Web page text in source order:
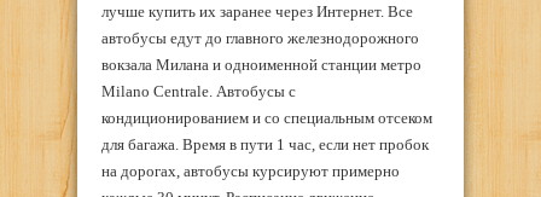
лучше купить их заранее через Интернет. Все
автобусы едут до главного железнодорожного
вокзала Милана и одноименной станции метро
Milano Centrale. Автобусы с
кондиционированием и со специальным отсеком
для багажа. Время в пути 1 час, если нет пробок
на дорогах, автобусы курсируют примерно